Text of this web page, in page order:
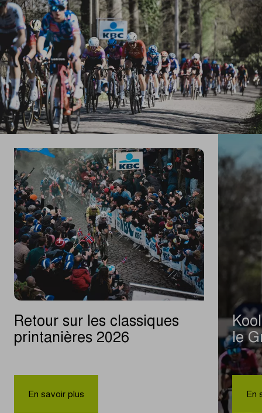
Retour sur les classiques
printanières 2026
En savoir plus
le
En